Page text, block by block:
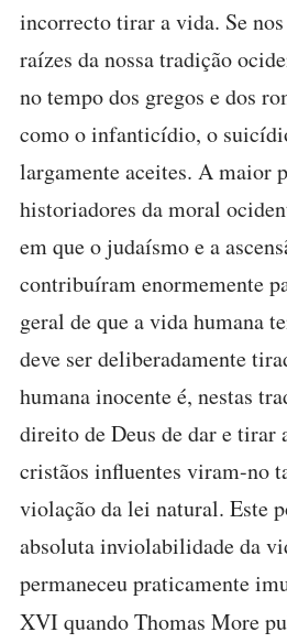
incorrecto tirar a vida. Se
raízes da nossa tradição
no tempo dos gregos e dos
como o infanticídio, o
largamente aceites. A maior
historiadores da moral
em que o judaísmo e a
contribuíram enormemente
geral de que a vida humana
deve ser deliberadamente
humana inocente é, nestas
direito de Deus de dar e tirar
cristãos influentes viram-no
violação da lei natural. Este
absoluta inviolabilidade da
permaneceu praticamente
XVI quando Thomas More